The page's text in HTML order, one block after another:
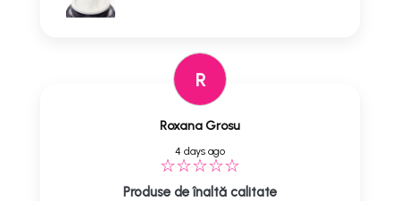
R
Roxana Grosu
4 days ago
Produse de înaltă calitate